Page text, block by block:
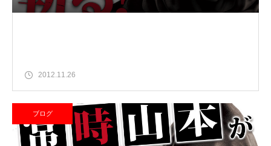
2012.11.26
ブログ